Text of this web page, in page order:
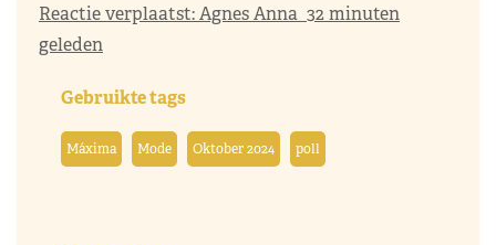
Reactie verplaatst:Agnes Anna 32 minuten
geleden
Gebruikte tags
Máxima Mode Oktober 2024 poll